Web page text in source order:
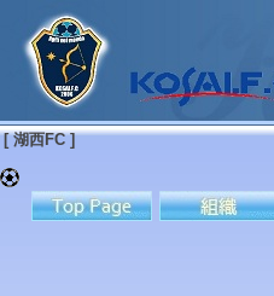
[ 湖西FC ]